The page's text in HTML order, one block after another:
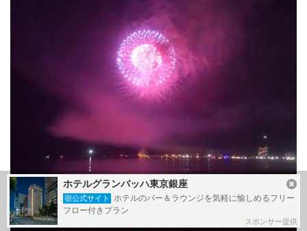
ホテルグランバッハ東京銀座
宿公式サイト
ホテルのバー＆ラウンジを気軽に愉しめるフリー
フロー付きプラン
スポンサー提供